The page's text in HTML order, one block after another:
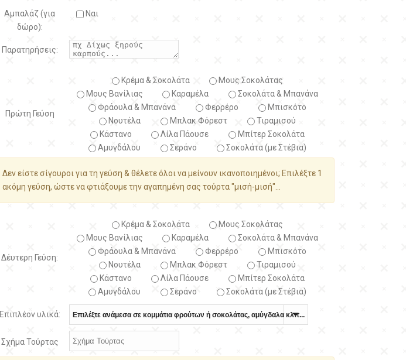
Αμπαλάζ (για
δώρο):
Ναι
Παρατηρήσεις:
Πρώτη Γεύση
Κρέμα & Σοκολάτα
Μους Σοκολάτας
Μους Βανίλιας
Καραμέλα
Σοκολάτα & Μπανάνα
Φράουλα & Μπανάνα
Φερρέρο
Μπισκότο
Νουτέλα
Μπλακ Φόρεστ
Τιραμισού
Κάστανο
Λίλα Πάουσε
Μπίτερ Σοκολάτα
Αμυγδάλου
Σεράνο Σοκολάτα (με Στέβια)
Δεν είστε σίγουροι για τη γεύση & θέλετε όλοι να μείνουν ικανοποιημένοι; Επιλέξτε 1
ακόμη γεύση, ώστε να φτιάξουμε την αγαπημένη σας τούρτα "μισή-μισή"...
Δέυτερη Γεύση:
Κρέμα & Σοκολάτα
Μους Σοκολάτας
Μους Βανίλιας
Καραμέλα
Σοκολάτα & Μπανάνα
Φράουλα & Μπανάνα
Φερρέρο
Μπισκότο
Νουτέλα
Μπλακ Φόρεστ
Τιραμισού
Κάστανο
Λίλα Πάουσε
Μπίτερ Σοκολάτα
Αμυγδάλου
Σεράνο Σοκολάτα (με Στέβια)
Επιπλέον υλικά:
Σχήμα Τούρτας